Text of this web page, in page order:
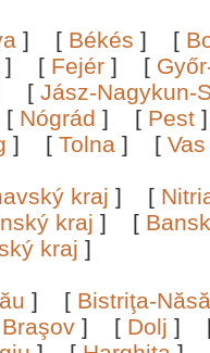
] [ Békés ] [
] [ Fejér ] [
[ Jász-Nagykun-
[ Nógrád ] [ Pest
] [ Tolna ] [ Vas
kraj ] [
kraj ] [
kraj ]
] [ Bistriţa-
Braşov ] [ Dolj ]